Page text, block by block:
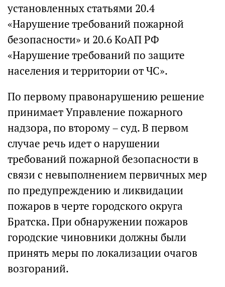
установленных статьями 20.4
«Нарушение требований пожарной
безопасности» и 20.6 КоАП РФ
«Нарушение требований по защите
населения и территории от ЧС».
По первому правонарушению решение
принимает Управление пожарного
надзора, по второму – суд. В первом
случае речь идет о нарушении
требований пожарной безопасности в
связи с невыполнением первичных мер
по предупреждению и ликвидации
пожаров в черте городского округа
Братска. При обнаружении пожаров
городские чиновники должны были
принять меры по локализации очагов
возгораний.